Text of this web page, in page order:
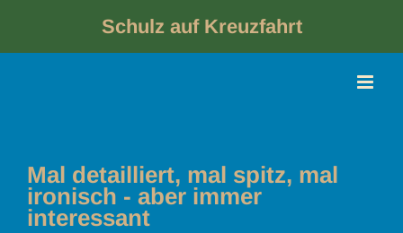
Schulz auf Kreuzfahrt
Mal detailliert, mal spitz, mal
ironisch - aber immer
interessant